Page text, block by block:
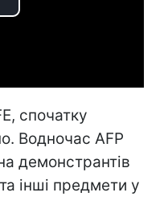
спочатку
Водночас AFP
демонстрантів
інші предмети у